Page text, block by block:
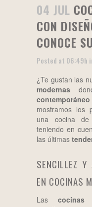
04 JUL
CON
CONOCE
Posted at 06:49h
¿Te gustan las
modernas
contemporáneo
mostramos los
una cocina
teniendo en
las últimas
SENCILLEZ Y
EN COCINAS
Las cocinas